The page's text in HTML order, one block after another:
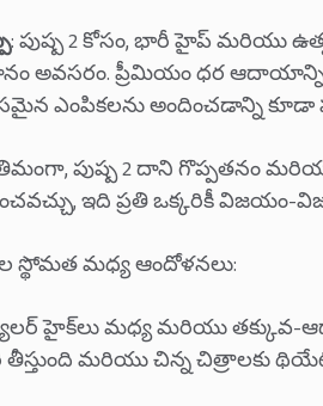
: పుష్ప 2 కోసం, భారీ హైప్ మరియు
అవసరం. ప్రీమియం ధర ఆదాయాన్ని
ఎంపికలను అందించడాన్ని
పుష్ప 2 దాని గొప్పతనం
ఇది ప్రతి ఒక్కరికీ విజయం-
స్థోమత మధ్య ఆందోళనలు:
హైక్‌లు మధ్య మరియు
మరియు చిన్న చిత్రాలకు